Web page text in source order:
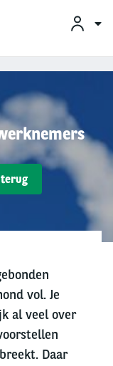
vol. Je
al veel over
Daar